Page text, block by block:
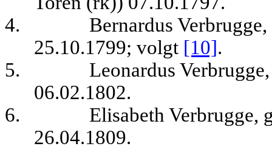
4.
Bernardus
25.10.1799; volgt [10].
5.
Leonardus
06.02.1802.
6.
Elisabeth Verbrugge,
26.04.1809.